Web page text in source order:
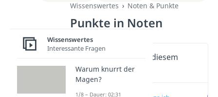
Wissenswertes
Noten & Punkte
Punkte in Noten
Wichtige Inhalte in diesem
Video
Wissenswertes
Interessante Fragen
Warum knurrt der
Magen?
1/8 – Dauer: 02:31